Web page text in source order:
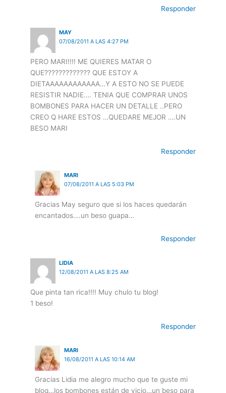
Responder
MAY
07/08/2011 A LAS 4:27 PM
PERO MARI!!!! ME QUIERES MATAR O
QUE????????????? QUE ESTOY A
DIETAAAAAAAAAAAA…Y A ESTO NO SE PUEDE
RESISTIR NADIE…. TENIA QUE COMPRAR UNOS
BOMBONES PARA HACER UN DETALLE ..PERO
CREO Q HARE ESTOS …QUEDARE MEJOR ….UN
BESO MARI
Responder
MARI
07/08/2011 A LAS 5:03 PM
Gracias May seguro que si los haces quedarán
encantados….un beso guapa…
Responder
LIDIA
12/08/2011 A LAS 8:25 AM
Que pinta tan rica!!!! Muy chulo tu blog!
1 beso!
Responder
MARI
16/08/2011 A LAS 10:14 AM
Gracias Lidia me alegro mucho que te guste mi
blog…los bombones están de vicio…un beso para